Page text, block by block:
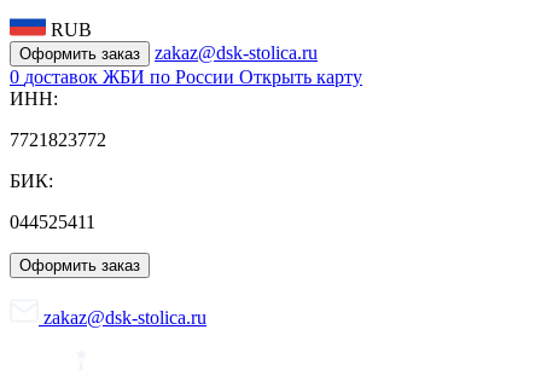
RUB
Оформить заказ
zakaz@dsk-stolica.ru
0 доставок ЖБИ по России Открыть карту
ИНН:
7721823772
БИК:
044525411
Оформить заказ
zakaz@dsk-stolica.ru